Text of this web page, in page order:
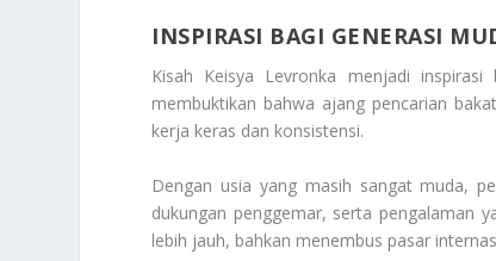
INSPIRASI BAGI GENERASI
Kisah Keisya Levronka menjadi
membuktikan bahwa ajang pencarian
kerja keras dan konsistensi.
Dengan usia yang masih sangat muda,
dukungan penggemar, serta pengalaman
lebih jauh, bahkan menembus pasar